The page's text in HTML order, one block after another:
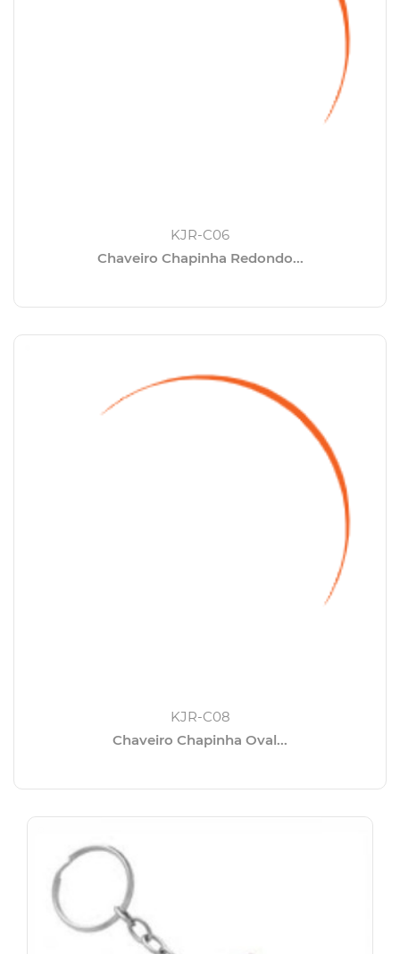
KJR-C06
Chaveiro Chapinha Redondo...
KJR-C08
Chaveiro Chapinha Oval...